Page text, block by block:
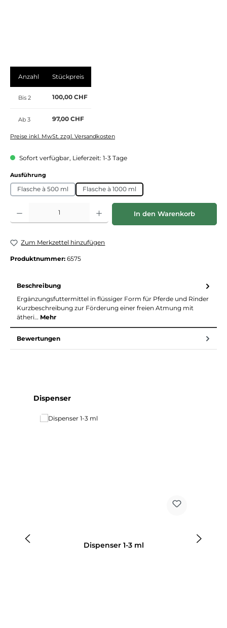
Anzahl Stückpreis
Bis 2 100,00 CHF
Ab 3 97,00 CHF
Preise inkl. MwSt. zzgl. Versandkosten
Sofort verfügbar, Lieferzeit: 1-3 Tage
Ausführung
Flasche à 500 ml Flasche à 1000 ml
Produkt Anzahl: Gib den gewünschten Wert ein oder benutze die
In den Warenkorb
Zum Merkzettel hinzufügen
Produktnummer: 6575
Beschreibung
Ergänzungsfuttermittel in flüssiger Form für Pferde und Rinder
Kurzbeschreibung zur Förderung einer freien Atmung mit
ätheri… Mehr
Bewertungen
Produktgalerie überspringen
Dispenser
Dispenser 1-3 ml